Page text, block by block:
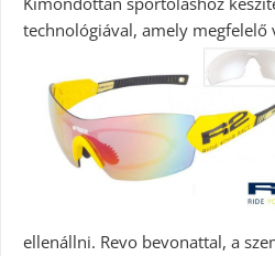
technológiával, amely
ellenállni. Revo bevonattal, a